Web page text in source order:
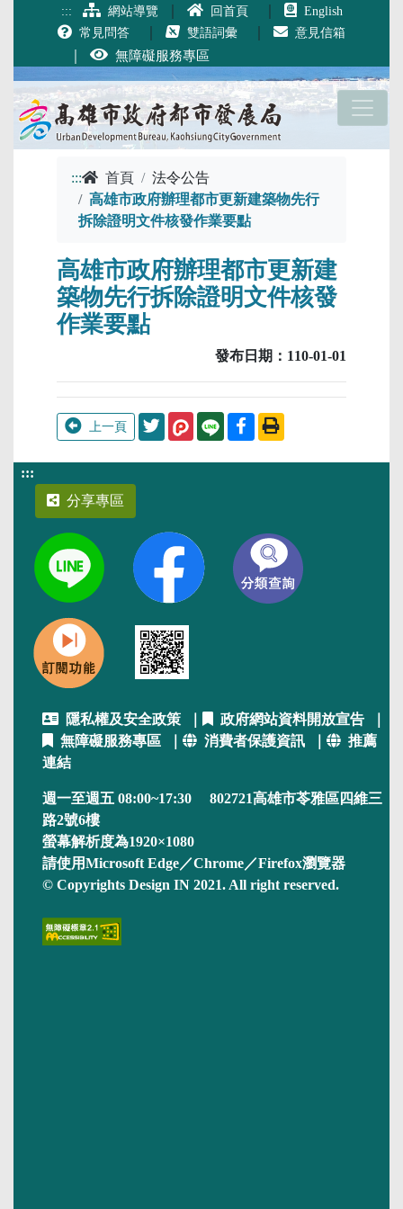
跳到主要內容
::: 網站導覽 回首頁
English
常見問答
雙語詞彙 意見信箱
無障礙服務專區
::: 首頁
法令公告
高雄市政府辦理都市更新建築物先行
拆除證明文件核發作業要點
高雄市政府辦理都市更新建
築物先行拆除證明文件核發
作業要點
發布日期：110-01-01
上一頁 分享至Twitter分享至Facebook
列印此頁
:::
分享專區
隱私權及安全政策 政府網站資料開放宣告
無障礙服務專區
消費者保護資訊
推薦
連結
週一至週五 08:00~17:30 802721高雄市苓雅區四維三
路2號6樓
螢幕解析度為1920×1080
請使用Microsoft Edge／Chrome／Firefox瀏覽器
© Copyrights Design IN 2021. All right reserved.